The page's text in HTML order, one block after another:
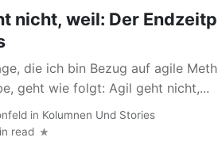
nicht, weil: Der
die ich bin Bezug auf agile
geht wie folgt: Agil geht nicht,...
in Kolumnen Und Stories
read